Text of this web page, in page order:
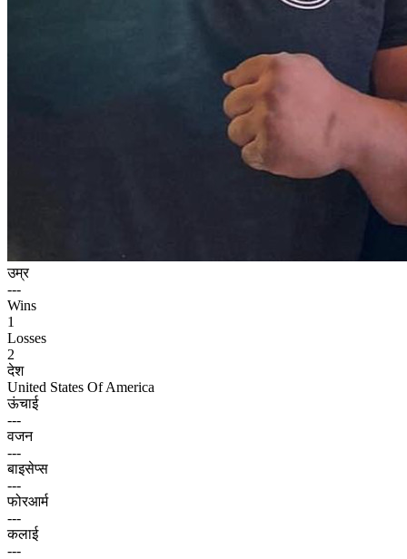
उम्र
---
Wins
1
Losses
2
देश
United States Of America
ऊंचाई
---
वजन
---
बाइसेप्स
---
फोरआर्म
---
कलाई
---